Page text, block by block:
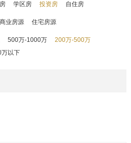
学区房 投资房 自住房
商业房源 住宅房源
500万-1000万
200万-500万
万以下